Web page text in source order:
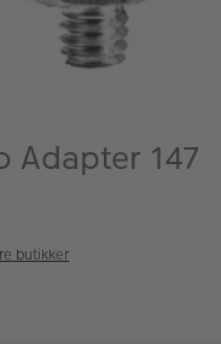
Adapter 147
butikker